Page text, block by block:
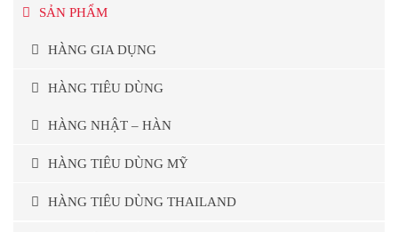
SẢN PHẨM
HÀNG GIA DỤNG
HÀNG TIÊU DÙNG
HÀNG NHẬT – HÀN
HÀNG TIÊU DÙNG MỸ
HÀNG TIÊU DÙNG THAILAND